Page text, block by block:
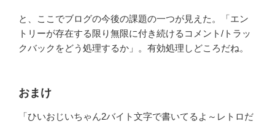
と、ここでブログの今後の課題の一つが見えた。「エン
トリーが存在する限り無限に付き続けるコメント/トラッ
クバックをどう処理するか」。有効処理しどころだね。
おまけ
「ひいおじいちゃん2バイト文字で書いてるよ～レトロだ